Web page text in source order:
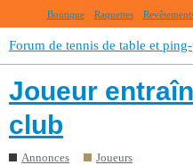
Boutique Raquettes
Forum de tennis de table et
Joueur
club
Annonces Joueurs